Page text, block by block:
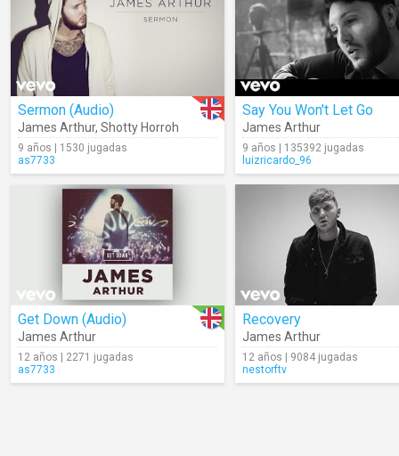
Sermon (Audio)
James Arthur, Shotty Horroh
9 años | 1530 jugadas
as7733
Say You Won't Let Go
James Arthur
9 años | 135392 jugadas
luizricardo_96
Get Down (Audio)
James Arthur
12 años | 2271 jugadas
as7733
Recovery
James Arthur
12 años | 9084 jugadas
nestorftv